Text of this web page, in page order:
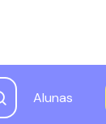
Alunas